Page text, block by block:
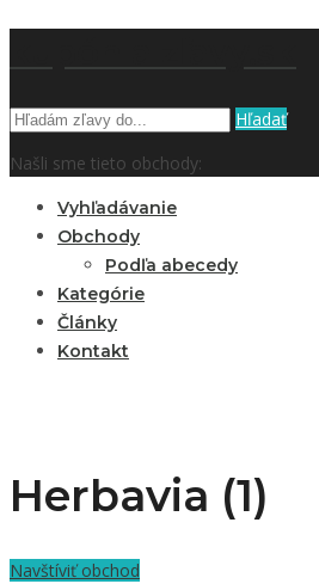
Hľadať
Našli sme tieto obchody:
Vyhľadávanie
Obchody
Podľa abecedy
Kategórie
Články
Kontakt
Herbavia (1)
Navštíviť obchod